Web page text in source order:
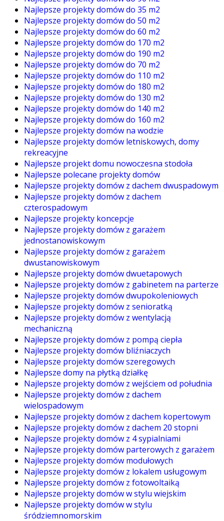
Najlepsze projekty domów do 35 m2
Najlepsze projekty domów do 50 m2
Najlepsze projekty domów do 60 m2
Najlepsze projekty domów do 170 m2
Najlepsze projekty domów do 190 m2
Najlepsze projekty domów do 70 m2
Najlepsze projekty domów do 110 m2
Najlepsze projekty domów do 180 m2
Najlepsze projekty domów do 130 m2
Najlepsze projekty domów do 140 m2
Najlepsze projekty domów do 160 m2
Najlepsze projekty domów na wodzie
Najlepsze projekty domów letniskowych, domy
rekreacyjne
Najlepsze projekt domu nowoczesna stodoła
Najlepsze polecane projekty domów
Najlepsze projekty domów z dachem dwuspadowym
Najlepsze projekty domów z dachem
czterospadowym
Najlepsze projekty koncepcje
Najlepsze projekty domów z garażem
jednostanowiskowym
Najlepsze projekty domów z garażem
dwustanowiskowym
Najlepsze projekty domów dwuetapowych
Najlepsze projekty domów z gabinetem na parterze
Najlepsze projekty domów dwupokoleniowych
Najlepsze projekty domów z senioratką
Najlepsze projekty domów z wentylacją
mechaniczną
Najlepsze projekty domów z pompą ciepła
Najlepsze projekty domów bliźniaczych
Najlepsze projekty domów szeregowych
Najlepsze domy na płytką działkę
Najlepsze projekty domów z wejściem od południa
Najlepsze projekty domów z dachem
wielospadowym
Najlepsze projekty domów z dachem kopertowym
Najlepsze projekty domów z dachem 20 stopni
Najlepsze projekty domów z 4 sypialniami
Najlepsze projekty domów parterowych z garażem
Najlepsze projekty domów modułowych
Najlepsze projekty domów z lokalem usługowym
Najlepsze projekty domów z fotowoltaiką
Najlepsze projekty domów w stylu wiejskim
Najlepsze projekty domów w stylu
śródziemnomorskim